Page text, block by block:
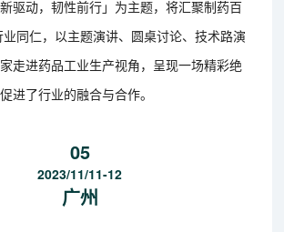
驱动，韧性前行」为主题，将汇聚制药百
同仁，以主题演讲、圆桌讨论、技术路演
走进药品工业生产视角，呈现一场精彩绝
进了行业的融合与合作。
05
2023/11/11-12
广州